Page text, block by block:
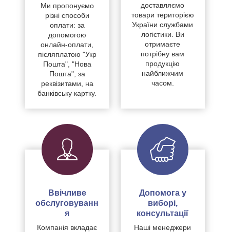
Ми пропонуємо
різні способи
оплати: за
допомогою
онлайн-оплати,
післяплатою "Укр
Пошта", "Нова
Пошта", за
реквізитами, на
банківську картку.
доставляємо
товари територією
України службами
логістики. Ви
отримаєте
потрібну вам
продукцію
найближчим
часом.
Ввічливе
обслуговуванн
я
Компанія вкладає
Допомога у
виборі,
консультації
Наші менеджери